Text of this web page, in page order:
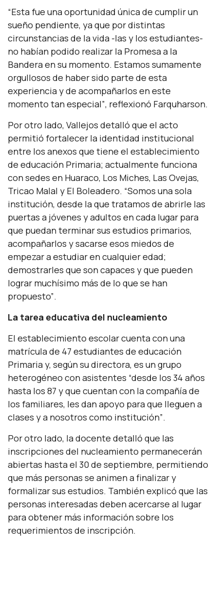
“Esta fue una oportunidad única de cumplir un
sueño pendiente, ya que por distintas
circunstancias de la vida -las y los estudiantes-
no habían podido realizar la Promesa a la
Bandera en su momento. Estamos sumamente
orgullosos de haber sido parte de esta
experiencia y de acompañarlos en este
momento tan especial”, reflexionó Farquharson.
Por otro lado, Vallejos detalló que el acto
permitió fortalecer la identidad institucional
entre los anexos que tiene el establecimiento
de educación Primaria; actualmente funciona
con sedes en Huaraco, Los Miches, Las Ovejas,
Tricao Malal y El Boleadero. “Somos una sola
institución, desde la que tratamos de abrirle las
puertas a jóvenes y adultos en cada lugar para
que puedan terminar sus estudios primarios,
acompañarlos y sacarse esos miedos de
empezar a estudiar en cualquier edad;
demostrarles que son capaces y que pueden
lograr muchísimo más de lo que se han
propuesto”.
La tarea educativa del nucleamiento
El establecimiento escolar cuenta con una
matrícula de 47 estudiantes de educación
Primaria y, según su directora, es un grupo
heterogéneo con asistentes “desde los 34 años
hasta los 87 y que cuentan con la compañía de
los familiares, les dan apoyo para que lleguen a
clases y a nosotros como institución”.
Por otro lado, la docente detalló que las
inscripciones del nucleamiento permanecerán
abiertas hasta el 30 de septiembre, permitiendo
que más personas se animen a finalizar y
formalizar sus estudios. También explicó que las
personas interesadas deben acercarse al lugar
para obtener más información sobre los
requerimientos de inscripción.